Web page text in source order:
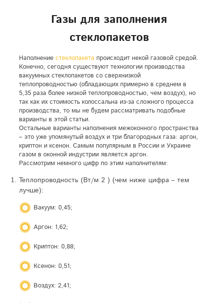
Газы для заполнения
стеклопакетов
Наполнение стеклопакета происходит некой газовой средой.
Конечно, сегодня существуют технологии производства
вакуумных стеклопакетов со сверхнизкой
теплопроводностью (обладающих примерно в среднем в
5,35 раза более низкой теплопроводностью, чем воздух), но
так как их стоимость колоссальна из-за сложного процесса
производства, то мы не будем рассматривать подобные
варианты в этой статьи.
Остальные варианты наполнения межоконного пространства
– это уже упомянутый воздух и три благородных газа: аргон,
криптон и ксенон. Самым популярным в России и Украине
газом в оконной индустрии является аргон.
Рассмотрим немного цифр по этим наполнителям:
Теплопроводность (Вт/м 2 ) (чем ниже цифра – тем
лучше):
Вакуум: 0,45;
Аргон: 1,62;
Криптон: 0,88;
Ксенон: 0,51;
Воздух: 2,41;